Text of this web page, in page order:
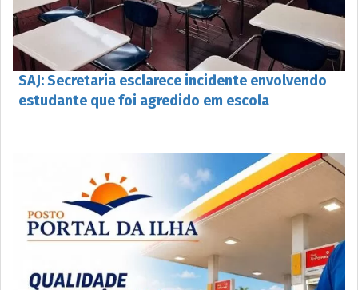
SAJ: Secretaria esclarece incidente envolvendo
estudante que foi agredido em escola